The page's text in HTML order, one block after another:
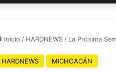
Inicio / HARDNEWS / La Próxima
HARDNEWS MICHOACÁN